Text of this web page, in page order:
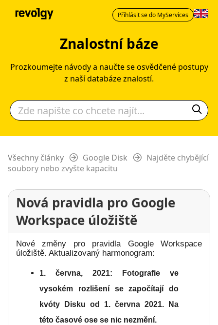
Přihlásit se do MyServices
Znalostní báze
Prozkoumejte návody a naučte se osvědčené postupy
z naší databáze znalostí.
Všechny články Google Disk
Najděte chybějící
soubory nebo zvyšte kapacitu
Nová pravidla pro Google
Workspace úložiště
Nové změny pro pravidla Google Workspace
úložiště. Aktualizovaný harmonogram:
1. června, 2021: Fotografie ve
vysokém rozlišení se započítají do
kvóty Disku od 1. června 2021. Na
této časové ose se nic nezmění.